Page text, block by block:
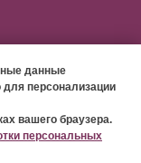
данные
для персонализации
вашего браузера.
персональных